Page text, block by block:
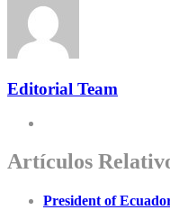
Editorial Team
Artículos
President of